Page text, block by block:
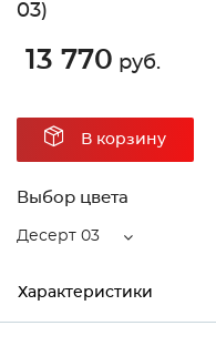
03)
13 770 руб.
В корзину
Выбор цвета
Десерт 03
Характеристики